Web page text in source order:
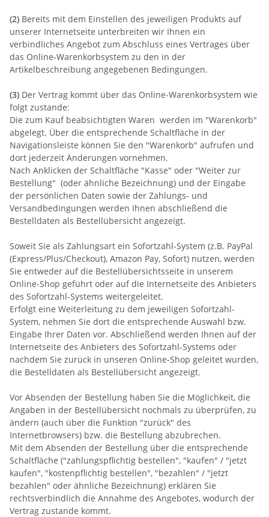
(2) Bereits mit dem Einstellen des jeweiligen Produkts auf
unserer Internetseite unterbreiten wir Ihnen ein
verbindliches Angebot zum Abschluss eines Vertrages über
das Online-Warenkorbsystem zu den in der
Artikelbeschreibung angegebenen Bedingungen.
(3) Der Vertrag kommt über das Online-Warenkorbsystem wie
folgt zustande:
Die zum Kauf beabsichtigten Waren werden im "Warenkorb"
abgelegt. Über die entsprechende Schaltfläche in der
Navigationsleiste können Sie den "Warenkorb" aufrufen und
dort jederzeit Änderungen vornehmen.
Nach Anklicken der Schaltfläche "Kasse" oder "Weiter zur
Bestellung" (oder ähnliche Bezeichnung) und der Eingabe
der persönlichen Daten sowie der Zahlungs- und
Versandbedingungen werden Ihnen abschließend die
Bestelldaten als Bestellübersicht angezeigt.
Soweit Sie als Zahlungsart ein Sofortzahl-System (z.B. PayPal
(Express/Plus/Checkout), Amazon Pay, Sofort) nutzen, werden
Sie entweder auf die Bestellübersichtsseite in unserem
Online-Shop geführt oder auf die Internetseite des Anbieters
des Sofortzahl-Systems weitergeleitet.
Erfolgt eine Weiterleitung zu dem jeweiligen Sofortzahl-
System, nehmen Sie dort die entsprechende Auswahl bzw.
Eingabe Ihrer Daten vor. Abschließend werden Ihnen auf der
Internetseite des Anbieters des Sofortzahl-Systems oder
nachdem Sie zurück in unseren Online-Shop geleitet wurden,
die Bestelldaten als Bestellübersicht angezeigt.
Vor Absenden der Bestellung haben Sie die Möglichkeit, die
Angaben in der Bestellübersicht nochmals zu überprüfen, zu
ändern (auch über die Funktion "zurück" des
Internetbrowsers) bzw. die Bestellung abzubrechen.
Mit dem Absenden der Bestellung über die entsprechende
Schaltfläche ("zahlungspflichtig bestellen", "kaufen" / "jetzt
kaufen", "kostenpflichtig bestellen", "bezahlen" / "jetzt
bezahlen" oder ähnliche Bezeichnung) erklären Sie
rechtsverbindlich die Annahme des Angebotes, wodurch der
Vertrag zustande kommt.